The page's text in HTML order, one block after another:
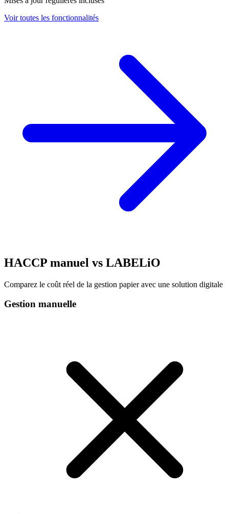
Voir toutes les fonctionnalités
HACCP manuel vs LABELiO
Comparez le coût réel de la gestion papier avec une solution digitale
Gestion manuelle